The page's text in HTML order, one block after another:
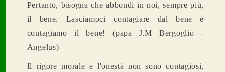
Pertanto, bisogna che abbondi in noi, sempre più,
il bene. Lasciamoci contagiare dal bene e
contagiamo il bene! (papa J.M Bergoglio -
Angelus)
Il rigore morale e l'onestà non sono contagiosi,